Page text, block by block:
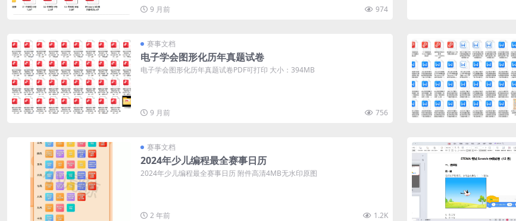
9 月前 974
赛事文档
电子学会图形化历年真题试卷
电子学会图形化历年真题试卷PDF可打印 大小：394MB
9 月前 756
赛事文档
2024年少儿编程最全赛事日历
2024年少儿编程最全赛事日历 附件高清4MB无水印原图
2 年前 1.2K